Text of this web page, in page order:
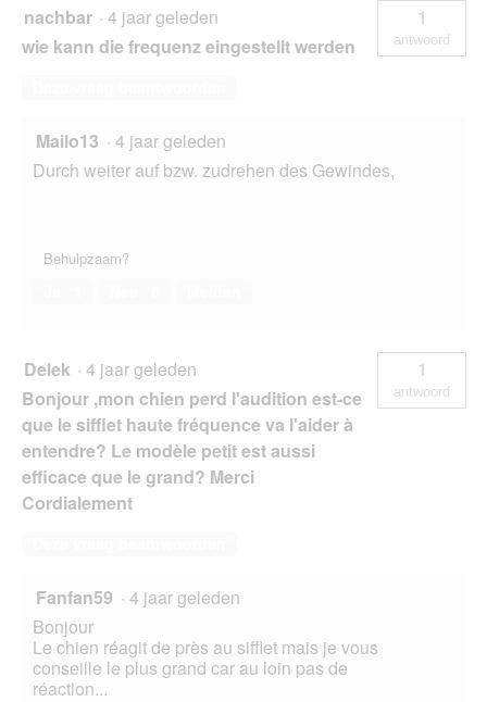
nachbar · 4 jaar geleden
wie kann die frequenz eingestellt werden
1
antwoord
Mailo13 · 4 jaar geleden
Durch weiter auf bzw. zudrehen des Gewindes,
Behulpzaam?
Delek · 4 jaar geleden
Bonjour ,mon chien perd l'audition est-ce
que le sifflet haute fréquence va l'aider à
entendre? Le modèle petit est aussi
efficace que le grand? Merci
Cordialement
1
antwoord
Fanfan59 · 4 jaar geleden
Bonjour
Le chien réagit de près au sifflet mais je vous
conseille le plus grand car au loin pas de
réaction...